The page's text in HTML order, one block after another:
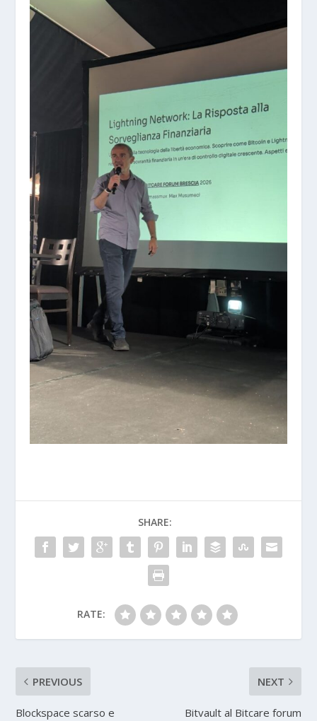
SHARE:
RATE:
PREVIOUS
Blockspace scarso e
NEXT
Bitvault al Bitcare forum